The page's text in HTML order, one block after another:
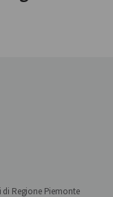
Regione Piemonte